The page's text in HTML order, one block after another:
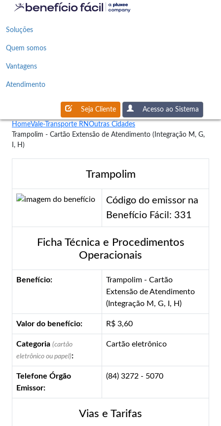
Soluções
Quem somos
Vantagens
Atendimento
Seja Cliente Acesso ao Sistema
HomeVale-Transporte RNOutras Cidades
Trampolim - Cartão Extensão de Atendimento (Integração M, G,
I, H)
Trampolim
Código do emissor na
Benefício Fácil: 331
Ficha Técnica e Procedimentos
Operacionais
Benefício:
Trampolim - Cartão
Extensão de Atendimento
(Integração M, G, I, H)
Valor do benefício: R$ 3,60
Categoria (cartão
eletrônico ou papel):
Cartão eletrônico
Telefone Órgão
Emissor:
(84) 3272 - 5070
Vias e Tarifas